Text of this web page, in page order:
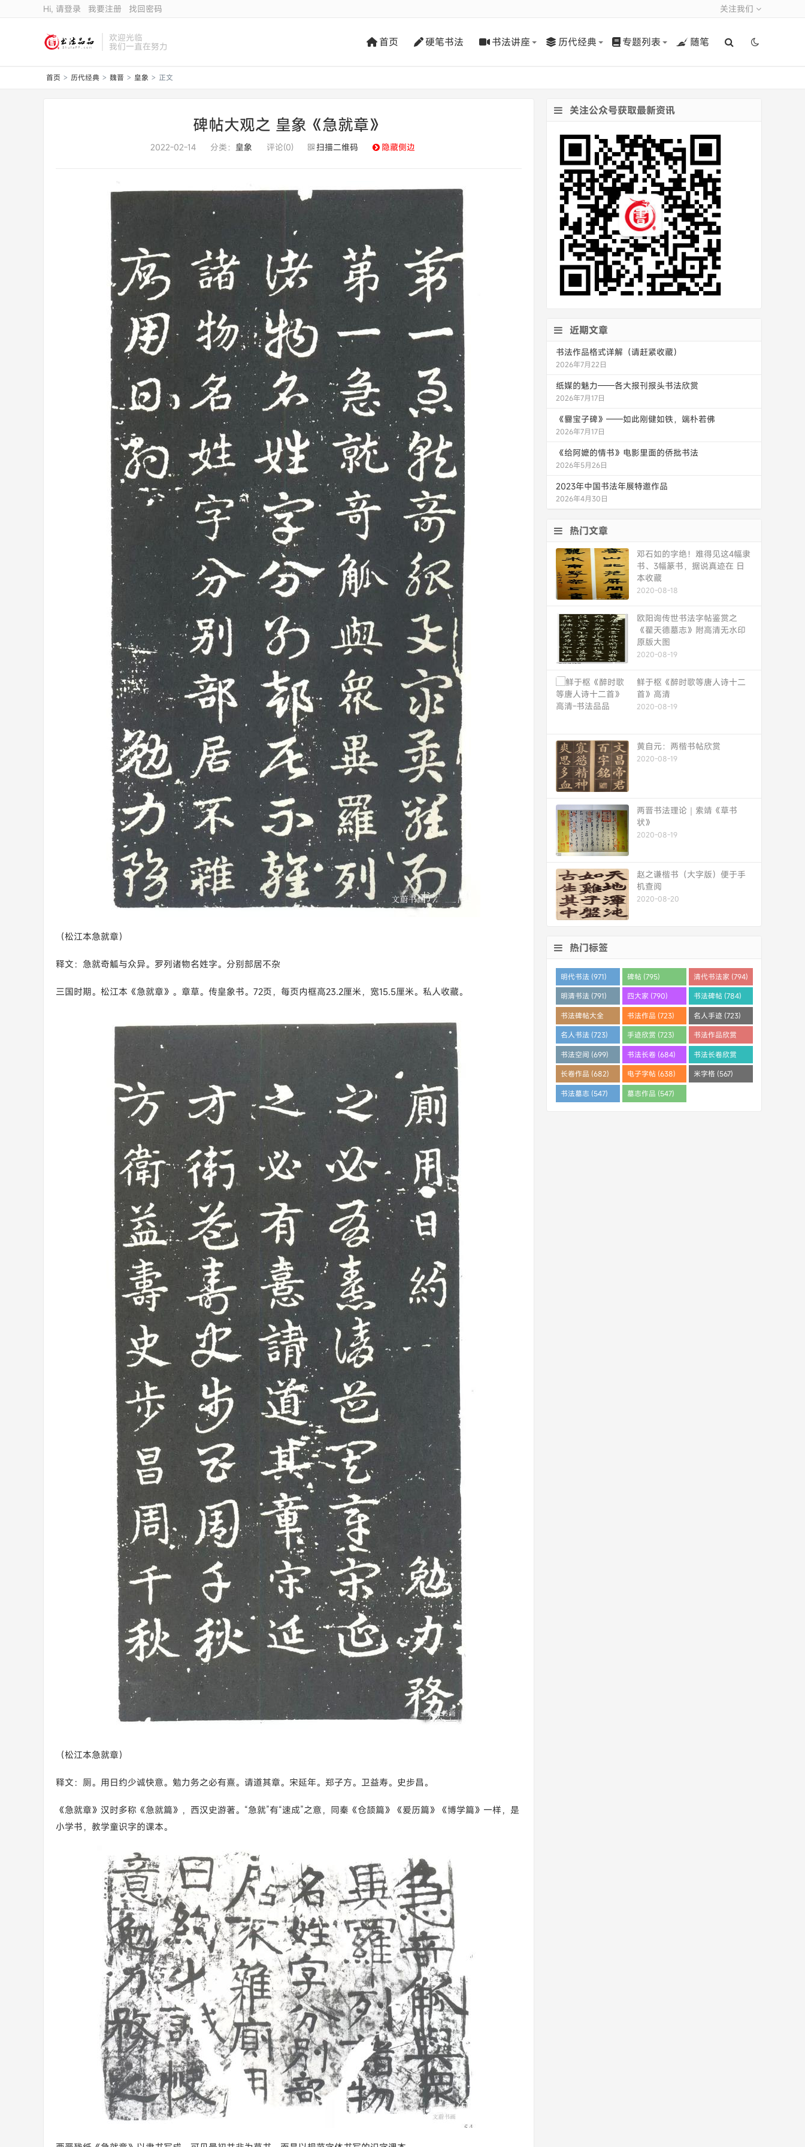
关注我们
Hi, 请登录 我要注册 找回密码
欢迎光临
我们一直在努力 首页 硬笔书法 书法讲座 历代经典 专题列表 随笔
首页 > 历代经典 > 魏晋 > 皇象 > 正文
碑帖大观之 皇象《急就章》
2022-02-14 分类： 皇象 评论(0) 扫描二维码 隐藏侧边
（松江本急就章）
释文：急就奇觚与众异。罗列诸物名姓字。分别部居不杂
三国时期。松江本《急就章》。章草。传皇象书。72页，每页内框高23.2厘米，宽15.5厘米。私人收藏。
（松江本急就章）
释文：厕。用日约少诚快意。勉力务之必有熹。请道其章。宋延年。郑子方。卫益寿。史步昌。
《急就章》汉时多称《急就篇》，西汉史游著。“急就”有“速成”之意，同秦《仓颉篇》《爰历篇》《博学篇》一样，是
小学书，教学童识字的课本。
关注公众号获取最新资讯
近期文章
书法作品格式详解（请赶紧收藏）
2026年7月22日
纸媒的魅力——各大报刊报头书法欣赏
2026年7月17日
《爨宝子碑》——如此刚健如铁，端朴若佛
2026年7月17日
《给阿嬷的情书》电影里面的侨批书法
2026年5月26日
2023年中国书法年展特邀作品
2026年4月30日
热门文章
邓石如的字绝！难得见这4幅隶
书、3幅篆书，据说真迹在 日
本收藏
2020-08-18
欧阳询传世书法字帖鉴赏之
《翟天德墓志》附高清无水印
原版大图
2020-08-19
鲜于枢《醉时歌等唐人诗十二
首》高清
2020-08-19
黄自元：两楷书帖欣赏
2020-08-19
两晋书法理论｜索靖《草书
状》
2020-08-19
赵之谦楷书（大字版）便于手
机查阅
2020-08-20
热门标签
明代书法 (971) 碑帖 (795) 清代书法家 (794)
明清书法 (791) 四大家 (790) 书法碑帖 (784)
书法碑帖大全
(784)
书法作品 (723) 名人手迹 (723)
名人书法 (723) 手迹欣赏 (723)
书法作品欣赏
(710)
书法空间 (699) 书法长卷 (684)
书法长卷欣赏
(682)
长卷作品 (682) 电子字帖 (638) 米字格 (567)
书法墓志 (547) 墓志作品 (547)